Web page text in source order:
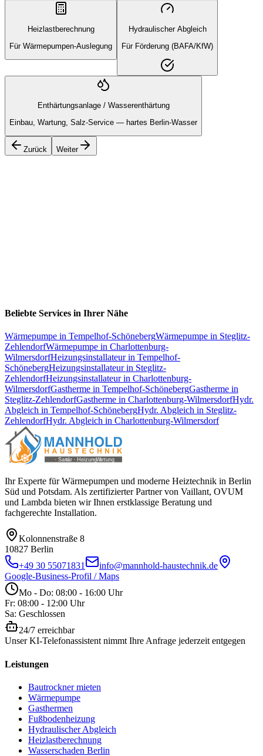
Heizlastberechnung
Für Wärmepumpen-Auslegung
Hydraulischer Abgleich
Für Förderung (BAFA/KfW)
Enthärtungsanlage / Wasserenthärtung
Einbau, Wartung, Salz-Service — hartes Berlin-Wasser
Zurück Weiter
Beliebte Services in Ihrer Nähe
Wärmepumpe in Tempelhof-SchönebergWärmepumpe in Steglitz-
ZehlendorfWärmepumpe in Charlottenburg-
WilmersdorfHeizungsinstallateurin Tempelhof-
SchönebergHeizungsinstallateurin Steglitz-
ZehlendorfHeizungsinstallateurin Charlottenburg-
WilmersdorfGastherme in Tempelhof-SchönebergGastherme in
Steglitz-ZehlendorfGastherme in Charlottenburg-WilmersdorfHydr.
Abgleich in Tempelhof-SchönebergHydr. Abgleich in Steglitz-
ZehlendorfHydr. Abgleich in Charlottenburg-Wilmersdorf
Ihr Experte für Wärmepumpen und moderne Heiztechnik in Berlin
Süd und Potsdam. Als zertifizierter Partner von Vaillant, OVUM
und Lambda bieten wir Ihnen erstklassige Beratung und
fachgerechte Installation.
Kolonnenstraße 8
10827 Berlin
+49 30 55071831
info@mannhold-haustechnik.de
Google-Business-Profil / Maps
Mo - Do: 08:00 - 16:00 Uhr
Fr: 08:00 - 12:00 Uhr
Sa: Geschlossen
24/7 erreichbar
Unser KI-Telefonassistent nimmt Ihre Anfrage jederzeit entgegen
Leistungen
Bautrockner mieten
Wärmepumpe
Gasthermen
Fußbodenheizung
Hydraulischer Abgleich
Heizlastberechnung
Wasserschaden Berlin